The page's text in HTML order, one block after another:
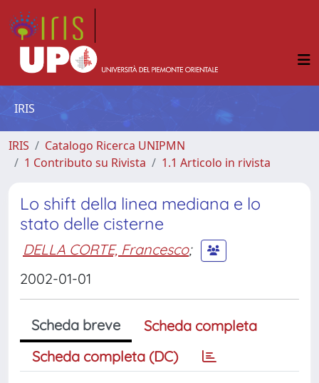
IRIS
IRIS
Catalogo Ricerca UNIPMN
1 Contributo su Rivista
1.1 Articolo in rivista
Lo shift della linea mediana e lo
stato delle cisterne
DELLA CORTE, Francesco;
2002-01-01
Scheda breve
Scheda completa
Scheda completa (DC)